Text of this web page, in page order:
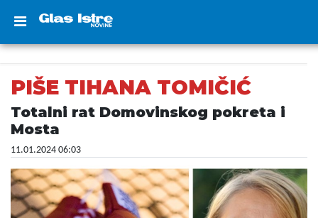
PIŠE TIHANA TOMIČIĆ
Totalni rat Domovinskog pokreta i
Mosta
11.01.2024 06:03